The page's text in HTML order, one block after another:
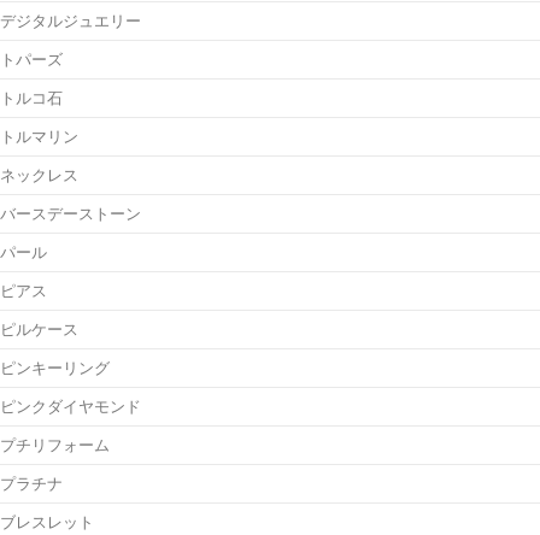
デジタルジュエリー
トパーズ
トルコ石
トルマリン
ネックレス
バースデーストーン
パール
ピアス
ピルケース
ピンキーリング
ピンクダイヤモンド
プチリフォーム
プラチナ
ブレスレット